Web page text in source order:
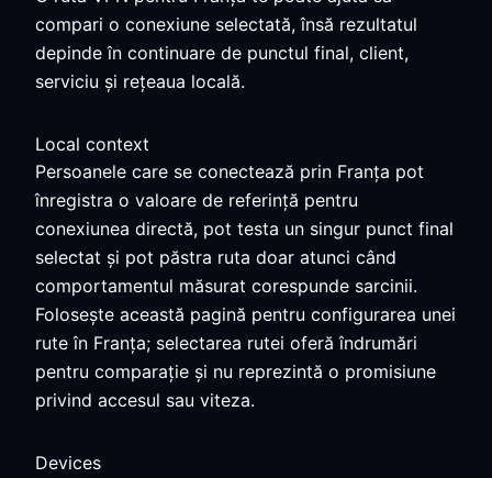
compari o conexiune selectată, însă rezultatul
depinde în continuare de punctul final, client,
serviciu și rețeaua locală.
Local context
Persoanele care se conectează prin Franța pot
înregistra o valoare de referință pentru
conexiunea directă, pot testa un singur punct final
selectat și pot păstra ruta doar atunci când
comportamentul măsurat corespunde sarcinii.
Folosește această pagină pentru configurarea unei
rute în Franța; selectarea rutei oferă îndrumări
pentru comparație și nu reprezintă o promisiune
privind accesul sau viteza.
Devices